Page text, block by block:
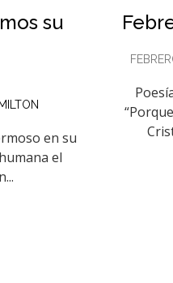
su
en su
el